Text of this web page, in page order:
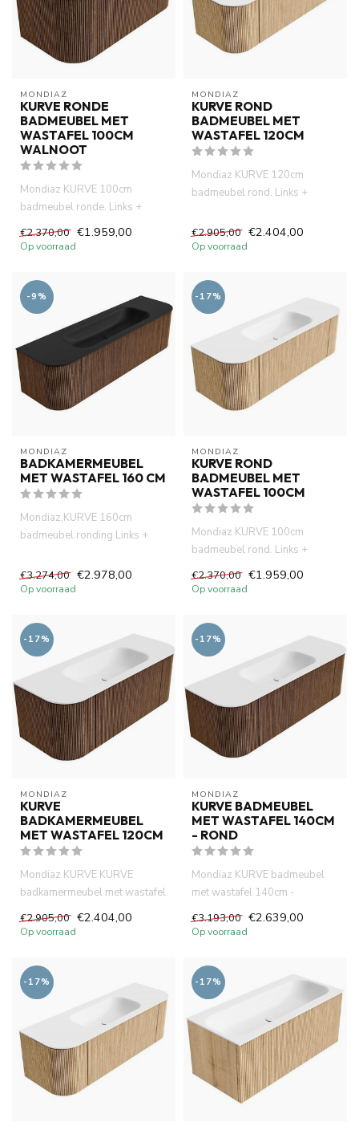
MONDIAZ
KURVE RONDE
BADMEUBEL MET
WASTAFEL 100CM
WALNOOT
Mondiaz KURVE 100cm
badmeubel ronde. Links +
Rechts kleur walnoot met 1
lade en ...
€2.370,00 €1.959,00
Op voorraad
MONDIAZ
KURVE ROND
BADMEUBEL MET
WASTAFEL 120CM
Mondiaz KURVE 120cm
badmeubel rond. Links +
2 deu...
€2.905,00 €2.404,00
Op voorraad
-9%
MONDIAZ
BADKAMERMEUBEL
MET WASTAFEL 160 CM
Mondiaz,KURVE 160cm
badmeubel ronding Links +
en ...
€3.274,00 €2.978,00
Op voorraad
-17%
MONDIAZ
KURVE ROND
BADMEUBEL MET
WASTAFEL 100CM
Mondiaz KURVE 100cm
badmeubel rond. Links +
Rechts kleur eiken met 1 lade
en 2 d...
€2.370,00 €1.959,00
Op voorraad
-17%
MONDIAZ
KURVE
BADKAMERMEUBEL
MET WASTAFEL 120CM
Mondiaz KURVE KURVE
badkamermeubel met wastafel
120cm . Links + Rechts kleur
wal...
€2.905,00 €2.404,00
Op voorraad
-17%
MONDIAZ
KURVE BADMEUBEL
MET WASTAFEL 140CM
- ROND
Mondiaz KURVE badmeubel
met wastafel 140cm -
badkamermeubel hout rond.
Links + R...
€3.193,00 €2.639,00
Op voorraad
-17% -17%